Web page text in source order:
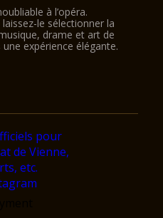
à l’opéra.
le sélectionner la
drame et art de
expérience élégante.